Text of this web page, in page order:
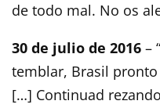
de todo mal. No os
30 de julio de 2016 –
temblar, Brasil
[…] Continuad